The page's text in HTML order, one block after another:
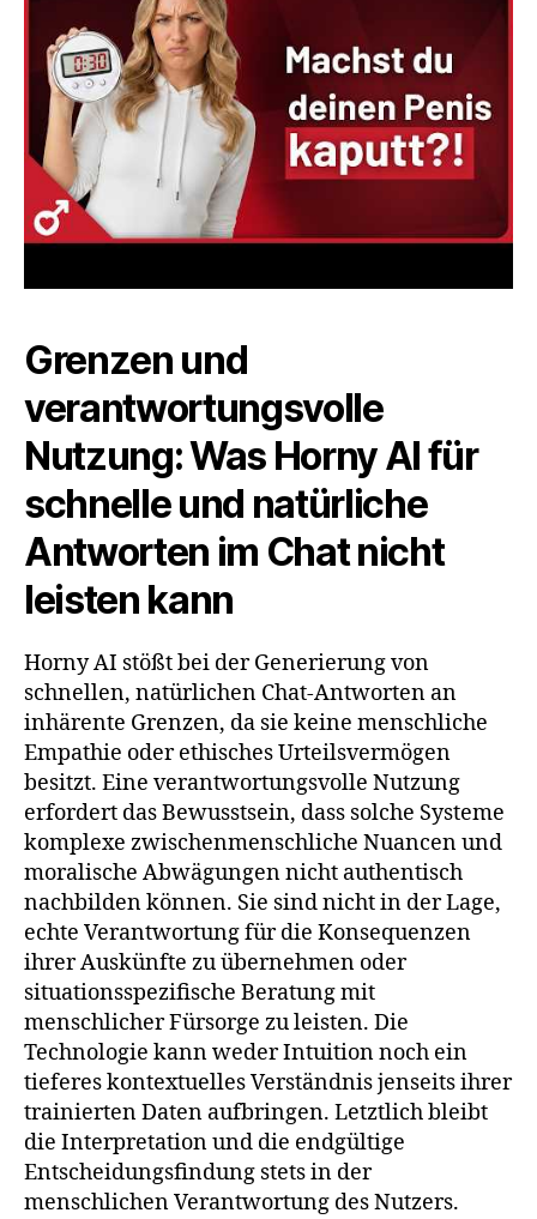
Grenzen und
verantwortungsvolle
Nutzung: Was Horny AI für
schnelle und natürliche
Antworten im Chat nicht
leisten kann
Horny AI stößt bei der Generierung von
schnellen, natürlichen Chat-Antworten an
inhärente Grenzen, da sie keine menschliche
Empathie oder ethisches Urteilsvermögen
besitzt. Eine verantwortungsvolle Nutzung
erfordert das Bewusstsein, dass solche Systeme
komplexe zwischenmenschliche Nuancen und
moralische Abwägungen nicht authentisch
nachbilden können. Sie sind nicht in der Lage,
echte Verantwortung für die Konsequenzen
ihrer Auskünfte zu übernehmen oder
situationsspezifische Beratung mit
menschlicher Fürsorge zu leisten. Die
Technologie kann weder Intuition noch ein
tieferes kontextuelles Verständnis jenseits ihrer
trainierten Daten aufbringen. Letztlich bleibt
die Interpretation und die endgültige
Entscheidungsfindung stets in der
menschlichen Verantwortung des Nutzers.